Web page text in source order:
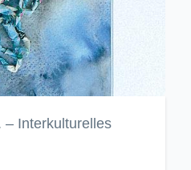
– Interkulturelles